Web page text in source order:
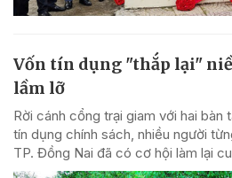
Vốn tín dụng "thắp lại"
lầm lỡ
Rời cánh cổng trại giam với hai bàn
tín dụng chính sách, nhiều người
TP. Đồng Nai đã có cơ hội làm lại